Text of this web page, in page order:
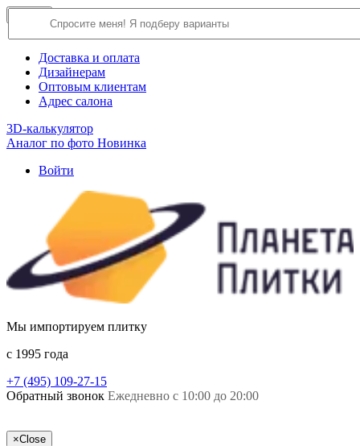
О компании
Доставка и оплата
Дизайнерам
Оптовым клиентам
Адрес салона
3D-калькулятор
Аналог по фото Новинка
Войти
Мы импортируем плитку
c 1995 года
+7 (495) 109-27-15
Обратный звонок Ежедневно с 10:00 до 20:00
×Close